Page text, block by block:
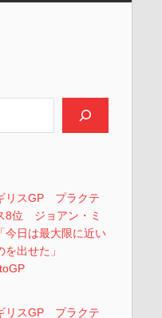
リスGP プラクテ
8位 ジョアン・ミ
今日は最大限に近い
を出せた」
リスGP プラクテ